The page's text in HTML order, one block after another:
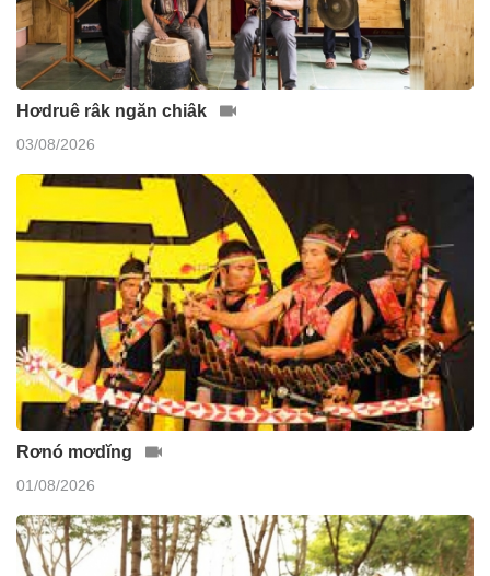
Hơdruê râk ngăn chiâk
03/08/2026
Rơnó mơdĭng
01/08/2026